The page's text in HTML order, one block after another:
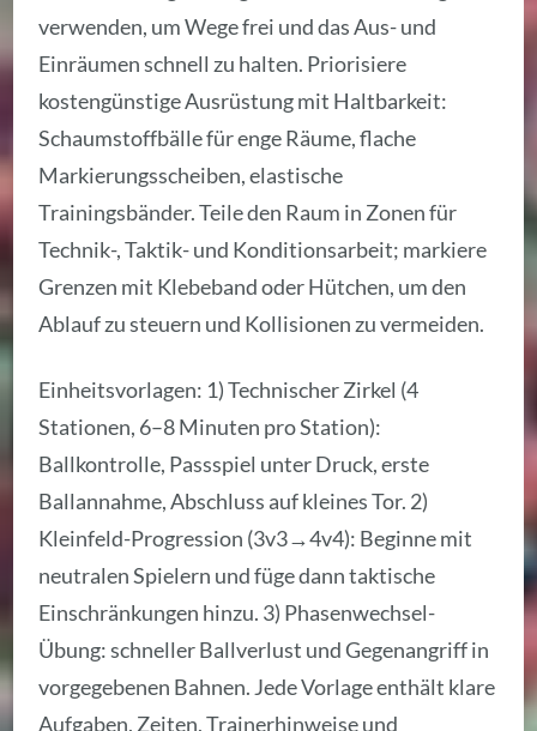
verwenden, um Wege frei und das Aus- und
Einräumen schnell zu halten. Priorisiere
kostengünstige Ausrüstung mit Haltbarkeit:
Schaumstoffbälle für enge Räume, flache
Markierungsscheiben, elastische
Trainingsbänder. Teile den Raum in Zonen für
Technik-, Taktik- und Konditionsarbeit; markiere
Grenzen mit Klebeband oder Hütchen, um den
Ablauf zu steuern und Kollisionen zu vermeiden.
Einheitsvorlagen: 1) Technischer Zirkel (4
Stationen, 6–8 Minuten pro Station):
Ballkontrolle, Passspiel unter Druck, erste
Ballannahme, Abschluss auf kleines Tor. 2)
Kleinfeld-Progression (3v3→4v4): Beginne mit
neutralen Spielern und füge dann taktische
Einschränkungen hinzu. 3) Phasenwechsel-
Übung: schneller Ballverlust und Gegenangriff in
vorgegebenen Bahnen. Jede Vorlage enthält klare
Aufgaben, Zeiten, Trainerhinweise und